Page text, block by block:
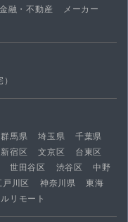
金融・不動産
メーカー
群馬県 埼玉県
千葉県
新宿区 文京区
台東区
世田谷区 渋谷区
中野
戸川区 神奈川県
東海
リモート